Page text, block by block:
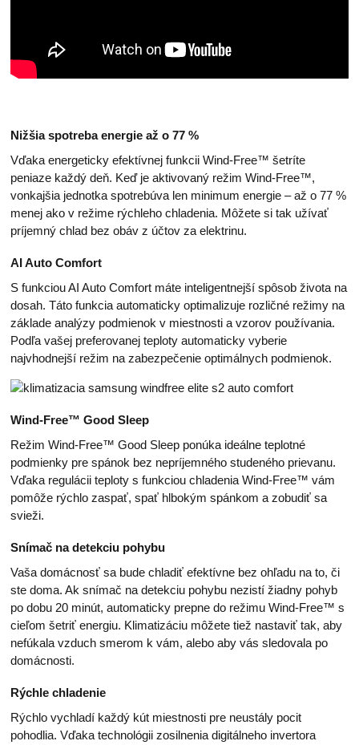
Nižšia spotreba energie až o 77 %
Vďaka energeticky efektívnej funkcii Wind-Free™ šetríte
peniaze každý deň. Keď je aktivovaný režim Wind-Free™,
vonkajšia jednotka spotrebúva len minimum energie – až o 77 %
menej ako v režime rýchleho chladenia. Môžete si tak užívať
príjemný chlad bez obáv z účtov za elektrinu.
AI Auto Comfort
S funkciou AI Auto Comfort máte inteligentnejší spôsob života na
dosah. Táto funkcia automaticky optimalizuje rozličné režimy na
základe analýzy podmienok v miestnosti a vzorov používania.
Podľa vašej preferovanej teploty automaticky vyberie
najvhodnejší režim na zabezpečenie optimálnych podmienok.
Wind-Free™ Good Sleep
Režim Wind-Free™ Good Sleep ponúka ideálne teplotné
podmienky pre spánok bez nepríjemného studeného prievanu.
Vďaka regulácii teploty s funkciou chladenia Wind-Free™ vám
pomôže rýchlo zaspať, spať hlbokým spánkom a zobudiť sa
svieži.
Snímač na detekciu pohybu
Vaša domácnosť sa bude chladiť efektívne bez ohľadu na to, či
ste doma. Ak snímač na detekciu pohybu nezistí žiadny pohyb
po dobu 20 minút, automaticky prepne do režimu Wind-Free™ s
cieľom šetriť energiu. Klimatizáciu môžete tiež nastaviť tak, aby
nefúkala vzduch smerom k vám, alebo aby vás sledovala po
domácnosti.
Rýchle chladenie
Rýchlo vychladí každý kút miestnosti pre neustály pocit
pohodlia. Vďaka technológii zosilnenia digitálneho invertora